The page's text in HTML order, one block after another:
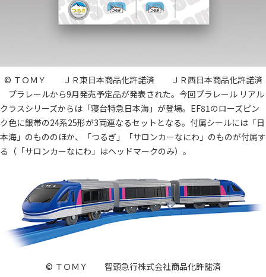
© ＴＯＭＹ ＪＲ東日本商品化許諾済 ＪＲ西日本商品化許諾済
プラレールから9月発売予定品が発表された。今回プラレール リアル
クラスシリーズからは「寝台特急日本海」が登場。EF81のローズピン
ク色に銀帯の24系25形が3両連なるセットとなる。付属シールには「日
本海」のもののほか、「つるぎ」「サロンカーなにわ」のものが付属す
る（「サロンカーなにわ」はヘッドマークのみ）。
© ＴＯＭＹ 智頭急行株式会社商品化許諾済